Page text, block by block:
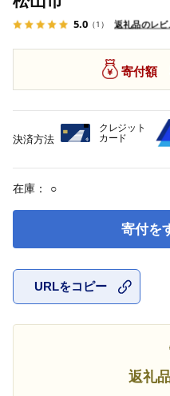
5.0 （1） 返礼品のレ
寄付額
在庫： ○
寄付を
URLをコピー
返礼
決済方法
クレジット
カード